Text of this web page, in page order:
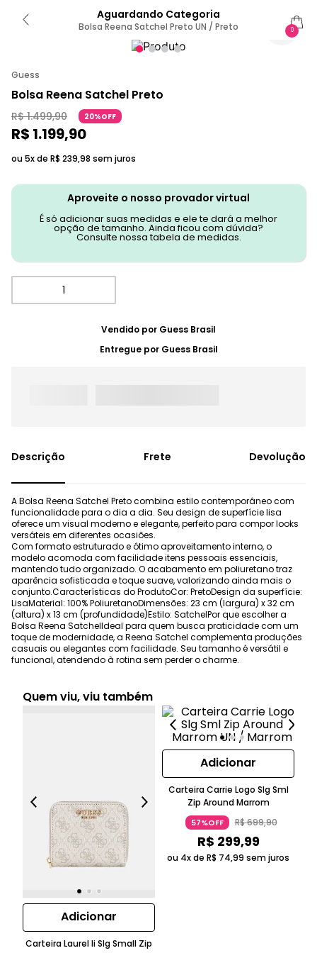
Aguardando Categoria
Bolsa Reena Satchel Preto UN / Preto 0
Guess
Bolsa Reena Satchel Preto
R$ 1.499,90 20%OFF
R$ 1.199,90
ou 5x de R$ 239,98 sem juros
Aproveite o nosso provador virtual
É só adicionar suas medidas e ele te dará a melhor
opção de tamanho. Ainda ficou com dúvida?
Consulte nossa tabela de medidas.
Vendido por Guess Brasil
Entregue por Guess Brasil
Frete Devolução
A Bolsa Reena Satchel Preto combina estilo contemporâneo com
funcionalidade para o dia a dia. Seu design de superfície lisa
oferece um visual moderno e elegante, perfeito para compor looks
versáteis em diferentes ocasiões.
Com formato estruturado e ótimo aproveitamento interno, o
modelo acomoda com facilidade itens pessoais essenciais,
mantendo tudo organizado. O acabamento em poliuretano traz
aparência sofisticada e toque suave, valorizando ainda mais o
conjunto.Características do ProdutoCor: PretoDesign da superfície:
LisaMaterial: 100% PoliuretanoDimensões: 23 cm (largura) x 32 cm
(altura) x 13 cm (profundidade)Estilo: SatchelPor que escolher a
Bolsa Reena SatchelIdeal para quem busca praticidade com um
toque de modernidade, a Reena Satchel complementa produções
casuais ou elegantes com facilidade. Seu tamanho é versátil e
funcional, atendendo à rotina sem perder o charme.
Quem viu, viu também
Adicionar
Carteira Laurel Ii Slg Small Zip
Adicionar
Carteira Carrie Logo Slg Sml
Zip Around Marrom
57%OFF R$699,90
R$ 299,99
ou 4x de R$ 74,99 sem juros